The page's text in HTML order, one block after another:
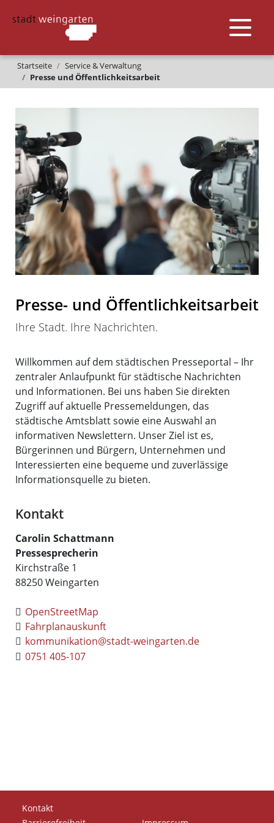
Startseite
Service & Verwaltung
Presse und Öffentlichkeitsarbeit
Presse- und Öffentlichkeitsarbeit
Ihre Stadt. Ihre Nachrichten.
Willkommen auf dem städtischen Presseportal – Ihr
zentraler Anlaufpunkt für städtische Nachrichten
und Informationen. Bei uns haben Sie direkten
Zugriff auf aktuelle Pressemeldungen, das
städtische Amtsblatt sowie eine Auswahl an
informativen Newslettern. Unser Ziel ist es,
Bürgerinnen und Bürgern, Unternehmen und
Interessierten eine bequeme und zuverlässige
Informationsquelle zu bieten.
Kontakt
Carolin Schattmann
Pressesprecherin
Kirchstraße 1
88250Weingarten
OpenStreetMap
Fahrplanauskunft
kommunikation@stadt-weingarten.de
0751 405-107
Kontakt